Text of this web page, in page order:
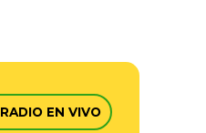
RADIO EN VIVO